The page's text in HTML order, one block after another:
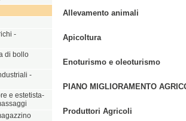
-
di bollo
-
e estetista-
Allevamento animali
Apicoltura
Enoturismo e oleoturismo
PIANO MIGLIORAMENTO
Produttori Agricoli